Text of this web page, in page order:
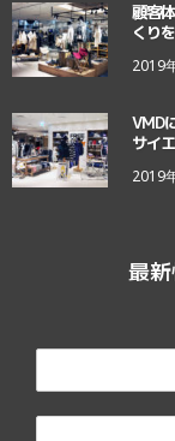
顧客
くり
2019
VMD
サイ
2019
最